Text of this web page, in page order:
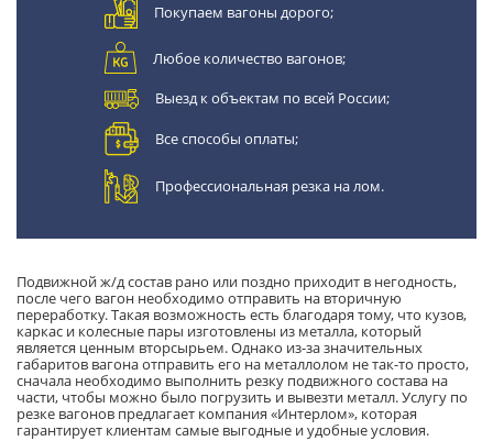
Покупаем вагоны дорого;
Любое количество вагонов;
Выезд к объектам по всей России;
Все способы оплаты;
Профессиональная резка на лом.
Подвижной ж/д состав рано или поздно приходит в негодность,
после чего вагон необходимо отправить на вторичную
переработку. Такая возможность есть благодаря тому, что кузов,
каркас и колесные пары изготовлены из металла, который
является ценным вторсырьем. Однако из-за значительных
габаритов вагона отправить его на металлолом не так-то просто,
сначала необходимо выполнить резку подвижного состава на
части, чтобы можно было погрузить и вывезти металл. Услугу по
резке вагонов предлагает компания «Интерлом», которая
гарантирует клиентам самые выгодные и удобные условия.